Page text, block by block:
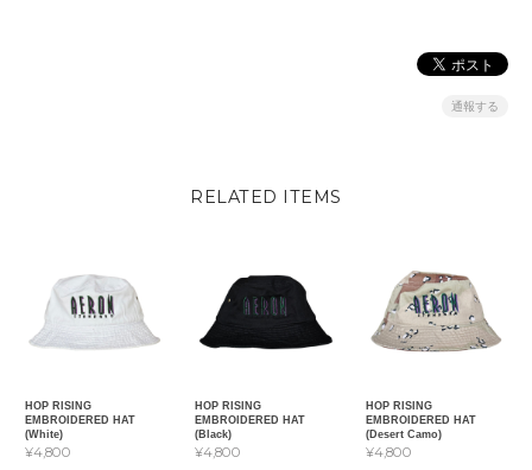
通報する
RELATED ITEMS
HOP RISING
EMBROIDERED HAT
(White)
¥4,800
HOP RISING
EMBROIDERED HAT
(Black)
¥4,800
HOP RISING
EMBROIDERED HAT
(Desert Camo)
¥4,800